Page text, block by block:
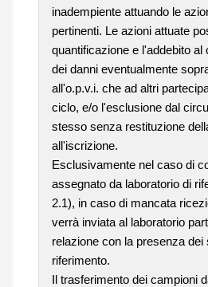
inadempiente attuando le
pertinenti. Le azioni attuate
quantificazione e l'addebito al
dei danni eventualmente
all'o.p.v.i. che ad altri
ciclo, e/o l'esclusione dal
stesso senza restituzione
all'iscrizione.
Esclusivamente nel caso di
assegnato da laboratorio di
2.1), in caso di mancata
verrà inviata al laboratorio
relazione con la presenza dei
riferimento.
Il trasferimento dei campioni